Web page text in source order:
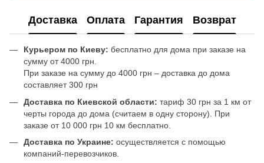
Доставка Оплата Гарантия Возврат
Курьером по Киеву: бесплатно для дома при заказе на
сумму от 4000 грн.
При заказе на сумму до 4000 грн – доставка до дома
составляет 300 грн
Доставка по Киевской области: тариф 30 грн за 1 км от
черты города до дома (считаем в одну сторону). При
заказе от 10 000 грн 10 км бесплатно.
Доставка по Украине: осуществляется с помощью
компаний-перевозчиков.